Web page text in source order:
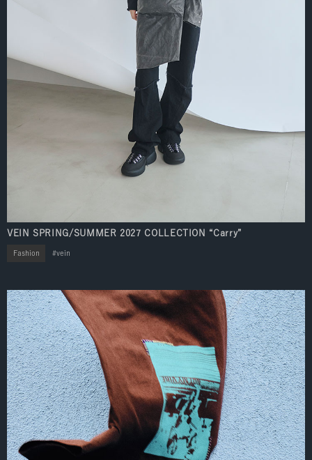
VEIN SPRING/SUMMER 2027 COLLECTION “Carry”
Fashion vein